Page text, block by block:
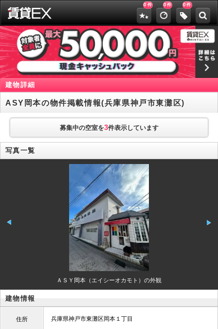
0 件 0件 0件
建物詳細
ASY岡本の物件掲載情報(兵庫県神戸市東灘区)
募集中の空室を3件表示しています
写真一覧
ＡＳＹ岡本（エイシーオカモト）の外観
建物情報
住所 兵庫県神戸市東灘区岡本１丁目